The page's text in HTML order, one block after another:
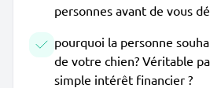
personnes avant de vous
pourquoi la personne
de votre chien? Véritable
simple intérêt financier ?